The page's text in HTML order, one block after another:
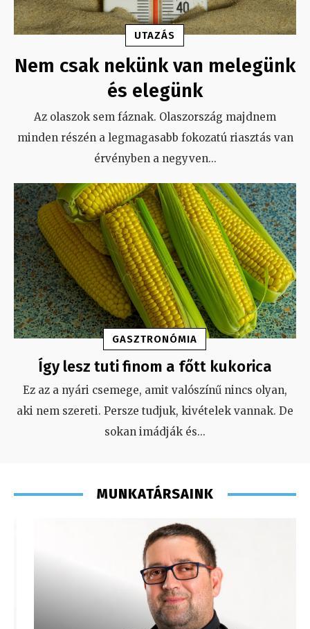
UTAZÁS
Nem csak nekünk van melegünk
és elegünk
Az olaszok sem fáznak. Olaszország majdnem
minden részén a legmagasabb fokozatú riasztás van
érvényben a negyven...
GASZTRONÓMIA
Így lesz tuti finom a főtt kukorica
Ez az a nyári csemege, amit valószínű nincs olyan,
aki nem szereti. Persze tudjuk, kivételek vannak. De
sokan imádják és...
MUNKATÁRSAINK